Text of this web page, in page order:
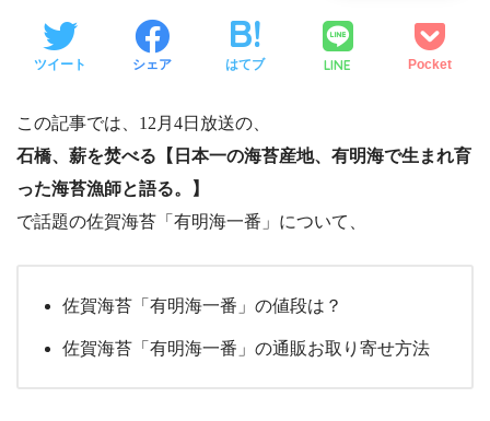
ツイート シェア はてブ LINE Pocket
この記事では、12月4日放送の、
石橋、薪を焚べる【日本一の海苔産地、有明海で生まれ育
った海苔漁師と語る。】
で話題の佐賀海苔「有明海一番」について、
佐賀海苔「有明海一番」の値段は？
佐賀海苔「有明海一番」の通販お取り寄せ方法